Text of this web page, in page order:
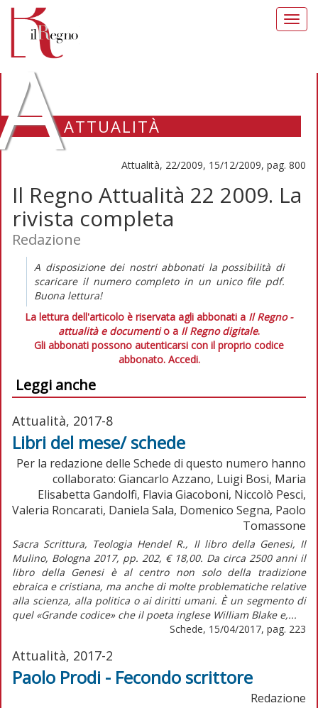
ATTUALITÀ
Attualità, 22/2009, 15/12/2009, pag. 800
Il Regno Attualità 22 2009. La
rivista completa
Redazione
A disposizione dei nostri abbonati la possibilità di
scaricare il numero completo in un unico file pdf.
Buona lettura!
La lettura dell'articolo è riservata agli abbonati a Il Regno -
attualità e documentio a Il Regno digitale.
Gli abbonati possono autenticarsi con il proprio codice
abbonato. Accedi.
Leggi anche
Attualità, 2017-8
Libri del mese/ schede
Per la redazione delle Schede di questo numero hanno
collaborato: Giancarlo Azzano, Luigi Bosi, Maria
Elisabetta Gandolfi, Flavia Giacoboni, Niccolò Pesci,
Valeria Roncarati, Daniela Sala, Domenico Segna, Paolo
Tomassone
Sacra Scrittura, Teologia Hendel R., Il libro della Genesi, Il
Mulino, Bologna 2017, pp. 202, € 18,00. Da circa 2500 anni il
libro della Genesi è al centro non solo della tradizione
ebraica e cristiana, ma anche di molte problematiche relative
alla scienza, alla politica o ai diritti umani. È un segmento di
quel «Grande codice» che il poeta inglese William Blake e,...
Schede, 15/04/2017, pag. 223
Attualità, 2017-2
Paolo Prodi - Fecondo scrittore
Redazione